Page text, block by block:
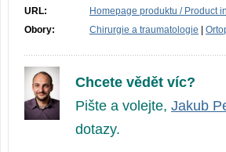
URL:
Homepage produktu / Product
Obory:
Chirurgie a traumatologie
Chcete vědět víc?
Pište a volejte, Jakub
dotazy.